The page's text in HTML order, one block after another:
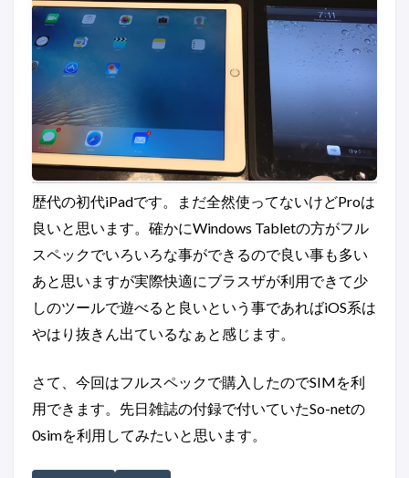
歴代の初代iPadです。まだ全然使ってないけどProは
良いと思います。確かにWindows Tabletの方がフル
スペックでいろいろな事ができるので良い事も多い
あと思いますが実際快適にブラスザが利用できて少
しのツールで遊べると良いという事であればiOS系は
やはり抜きん出ているなぁと感じます。
さて、今回はフルスペックで購入したのでSIMを利
用できます。先日雑誌の付録で付いていたSo-netの
0simを利用してみたいと思います。